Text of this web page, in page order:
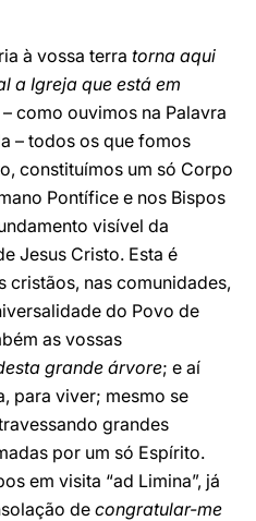
à vossa terra torna aqui
a Igreja que está em
– como ouvimos na Palavra
– todos os que fomos
constituímos um só Corpo
Pontífice e nos Bispos
visível da
Jesus Cristo. Esta é
cristãos, nas comunidades,
do Povo de
as vossas
grande árvore; e aí
para viver; mesmo se
grandes
por um só Espírito.
em visita “ad Limina”, já
de congratular-me